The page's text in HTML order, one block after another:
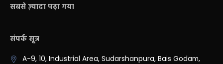
सबसे ज़्यादा पढ़ा गया
संपर्क सूत्र
A-9, 10, Industrial Area, Sudarshanpura, Bais Godam,